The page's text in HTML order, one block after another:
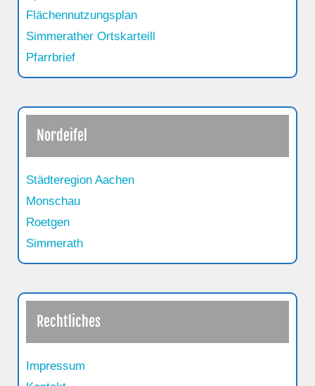
Flächennutzungsplan
Simmerather Ortskarteill
Pfarrbrief
Nordeifel
Städteregion Aachen
Monschau
Roetgen
Simmerath
Rechtliches
Impressum